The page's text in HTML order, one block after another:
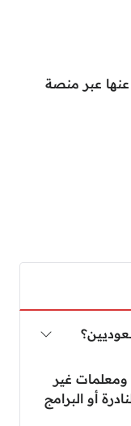
عنها عبر منصة
ومعلمات غير
أو البرامج